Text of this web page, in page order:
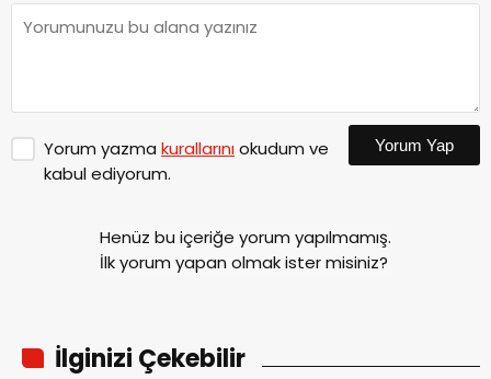
Yorum yazma kurallarınıokudum ve
kabul ediyorum.
Yorum Yap
Henüz bu içeriğe yorum yapılmamış.
İlk yorum yapan olmak ister misiniz?
İlginizi Çekebilir